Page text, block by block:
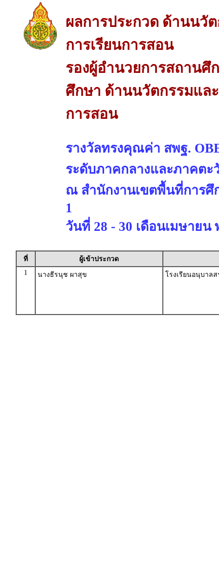
ผลการประกวด ด้านนวั
การเรียนการสอน
รองผู้อำนวยการสถานศึ
ศึกษา ด้านนวัตกรรมแล
การสอน
รางวัลทรงคุณค่า สพฐ.
ระดับภาคกลางและภาคตะ
ณ สำนักงานเขตพื้นที่การศึ
1
วันที่ 28 - 30 เดือนเมษายน
ที่
ผู้เข้าประกวด
1
นางธีรนุช ผาสุข โรงเรียนอนุบาล